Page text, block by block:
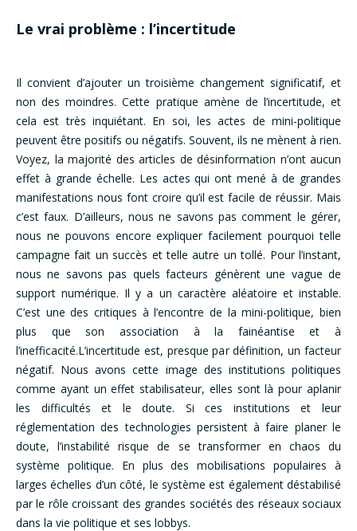
Le vrai problème : l’incertitude
Il convient d’ajouter un troisième changement significatif, et
non des moindres. Cette pratique amène de l’incertitude, et
cela est très inquiétant. En soi, les actes de mini-politique
peuvent être positifs ou négatifs. Souvent, ils ne mènent à rien.
Voyez, la majorité des articles de désinformation n’ont aucun
effet à grande échelle. Les actes qui ont mené à de grandes
manifestations nous font croire qu’il est facile de réussir. Mais
c’est faux. D’ailleurs, nous ne savons pas comment le gérer,
nous ne pouvons encore expliquer facilement pourquoi telle
campagne fait un succès et telle autre un tollé. Pour l’instant,
nous ne savons pas quels facteurs génèrent une vague de
support numérique. Il y a un caractère aléatoire et instable.
C’est une des critiques à l’encontre de la mini-politique, bien
plus que son association à la fainéantise et à
l’inefficacité.L’incertitude est, presque par définition, un facteur
négatif. Nous avons cette image des institutions politiques
comme ayant un effet stabilisateur, elles sont là pour aplanir
les difficultés et le doute. Si ces institutions et leur
réglementation des technologies persistent à faire planer le
doute, l’instabilité risque de se transformer en chaos du
système politique. En plus des mobilisations populaires à
larges échelles d’un côté, le système est également déstabilisé
par le rôle croissant des grandes sociétés des réseaux sociaux
dans la vie politique et ses lobbys.